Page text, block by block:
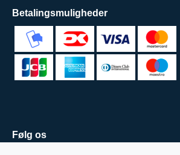
Betalingsmuligheder
Følg os